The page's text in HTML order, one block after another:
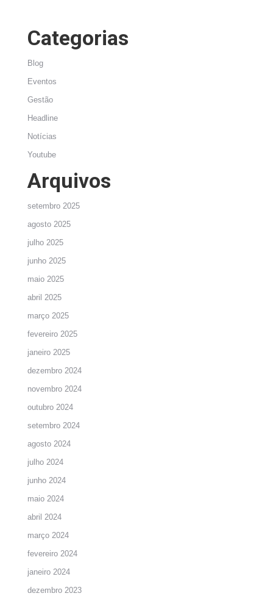
Categorias
Blog
Eventos
Gestão
Headline
Notícias
Youtube
Arquivos
setembro 2025
agosto 2025
julho 2025
junho 2025
maio 2025
abril 2025
março 2025
fevereiro 2025
janeiro 2025
dezembro 2024
novembro 2024
outubro 2024
setembro 2024
agosto 2024
julho 2024
junho 2024
maio 2024
abril 2024
março 2024
fevereiro 2024
janeiro 2024
dezembro 2023